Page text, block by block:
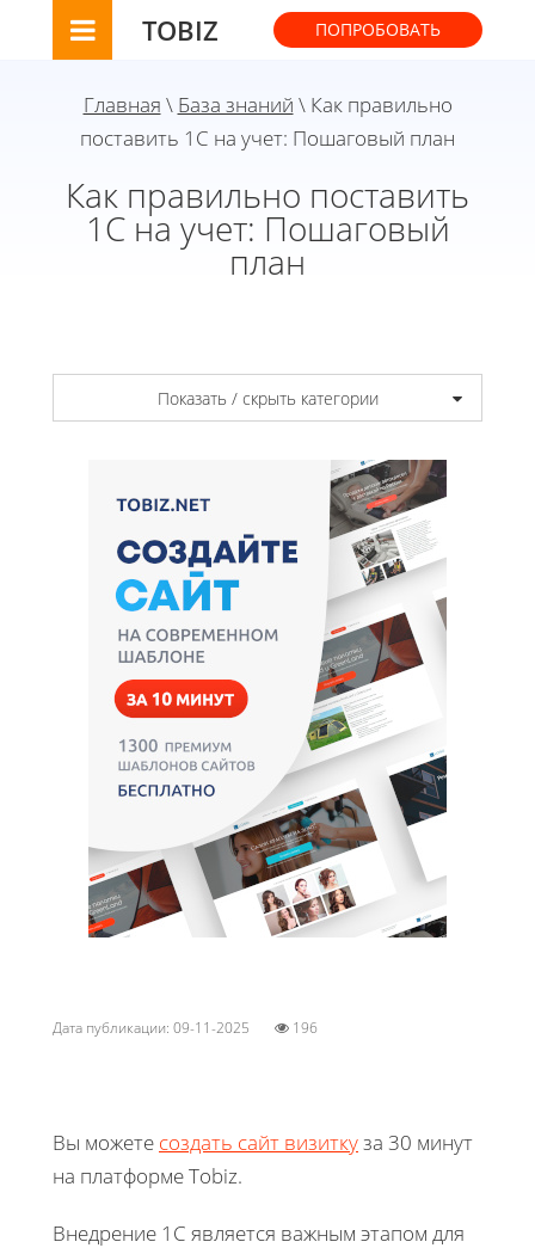
TOBIZ ПОПРОБОВАТЬ
Главная \ База знаний \ Как правильно
поставить 1С на учет: Пошаговый план
Как правильно поставить
1С на учет: Пошаговый
план
Показать / скрыть категории
Дата публикации: 09-11-2025 196
Вы можете создать сайт визиткуза 30 минут
на платформе Tobiz.
Внедрение 1С является важным этапом для